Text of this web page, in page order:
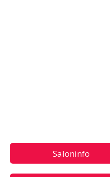
Saloninfo